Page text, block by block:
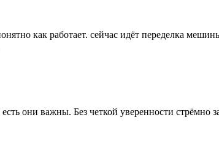
как работает. сейчас идёт переделка
они важны. Без четкой уверенности стрёмно